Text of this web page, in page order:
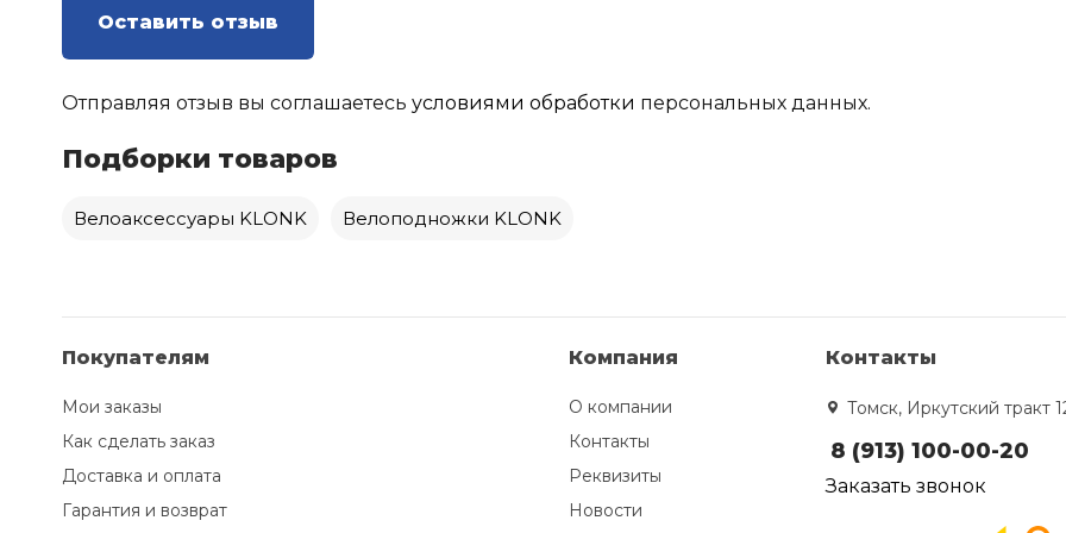
Оставить отзыв
Отправляя отзыв вы соглашаетесь условиями обработки персональных данных.
Подборки товаров
Велоаксессуары KLONK Велоподножки KLONK
Покупателям
Мои заказы
Как сделать заказ
Доставка и оплата
Гарантия и возврат
Компания
О компании
Контакты
Реквизиты
Новости
Контакты
Томск, Иркутский тракт
8 (913) 100-00-20
Заказать звонок